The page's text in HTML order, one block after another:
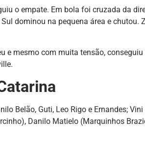
o empate. Em bola foi cruzada da
dominou na pequena área e chutou.
e mesmo com muita tensão,
Belão, Guti, Leo Rigo e Ernandes;
Danilo Matielo (Marquinhos